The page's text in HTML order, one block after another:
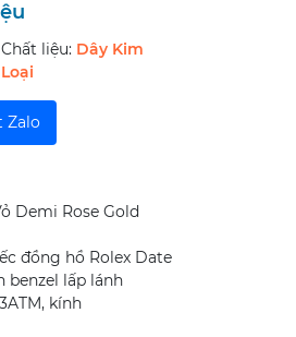
Chất liệu: Dây Kim
Loại
Zalo
Demi Rose Gold
đồng hồ Rolex Date
benzel lấp lánh
kính